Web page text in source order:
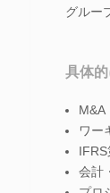
グルー
具体
M&A
ワー
会計